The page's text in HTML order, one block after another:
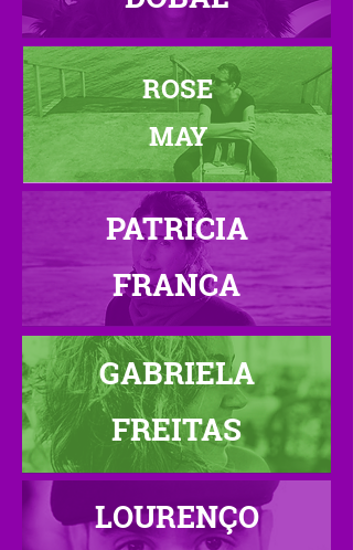
PATRICIA
FRANCA
ROSE
MAY
GABRIELA
FREITAS
LOURENÇO